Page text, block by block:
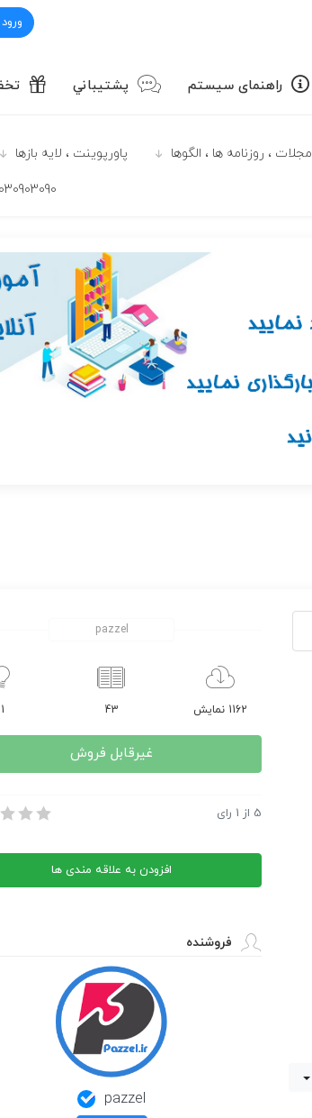
راهنمای سیستم پشتيباني
مجلات ، روزنامه ها ، الگوها پاورپوينت ، لایه بازها
pazzel
1162 نمایش 43
1
غیرقابل فروش
آمار پیشرفته در علوم اجتماعی با کاربرد spss و lisrel
5 از 1 رای
افزودن به علاقه مندی ها
فروشنده
pazzel